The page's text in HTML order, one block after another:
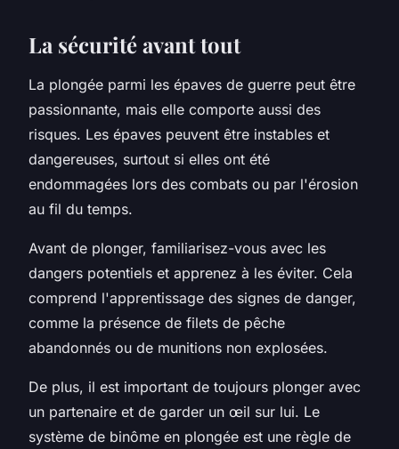
La sécurité avant tout
La plongée parmi les épaves de guerre peut être
passionnante, mais elle comporte aussi des
risques. Les épaves peuvent être instables et
dangereuses, surtout si elles ont été
endommagées lors des combats ou par l'érosion
au fil du temps.
Avant de plonger, familiarisez-vous avec les
dangers potentiels et apprenez à les éviter. Cela
comprend l'apprentissage des signes de danger,
comme la présence de filets de pêche
abandonnés ou de munitions non explosées.
De plus, il est important de toujours plonger avec
un partenaire et de garder un œil sur lui. Le
système de binôme en plongée est une règle de